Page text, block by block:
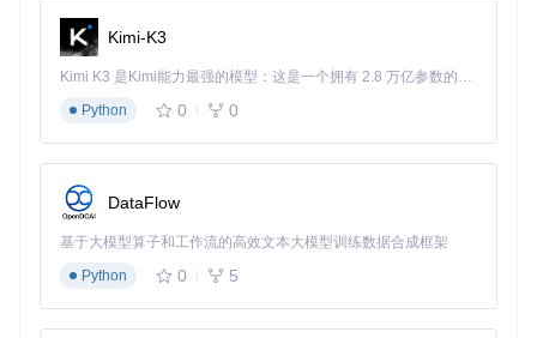
在工具主界面的地址栏中粘贴B站视频或番剧链接，点击"自动
检测"按钮，工具将自动解析资源信息并展示可下载内容。
第二步：下载参数配置
根据需求设置下载参数：
分辨率选择：从360P到4K超高清多种选项
编码格式：AVC(H.264)兼容性最佳，HEVC(H.265)压缩效
率更高
格式
附加选项：是否下载弹幕、字幕、封面等附加资源
Kimi-K3
Kimi K3 是Kimi能力最强的模型：这是一个拥有 2.8 万亿参数的混合专家（MoE）模型，具备原生视觉理解能力，并支持 100 万 token 的上下文窗口。
Python
0 0
DataFlow
基于大模型算子和工作流的高效文本大模型训练数据合成框架
Python
0 5